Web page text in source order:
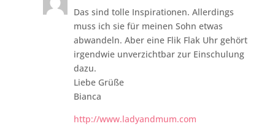
Das sind tolle Inspirationen. Allerdings
muss ich sie für meinen Sohn etwas
abwandeln. Aber eine Flik Flak Uhr gehört
irgendwie unverzichtbar zur Einschulung
dazu.
Liebe Grüße
Bianca
http://www.ladyandmum.com